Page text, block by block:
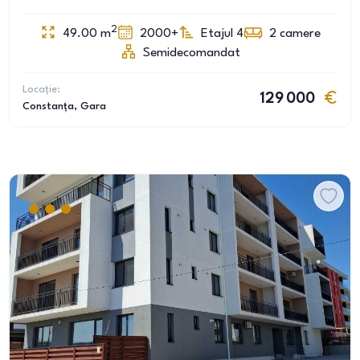
49.00 m2 2000+ Etajul 4 2 camere
Semidecomandat
Locație:
Constanța, Gara
129 000